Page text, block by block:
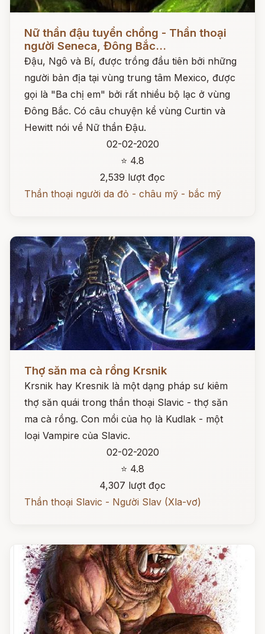
Nữ thần đậu tuyển chồng - Thần thoại
người Seneca, Đông Bắc...
Đậu, Ngô và Bí, được trồng đầu tiên bởi những
người bản địa tại vùng trung tâm Mexico, được
gọi là "Ba chị em" bởi rất nhiều bộ lạc ở vùng
Đông Bắc. Có câu chuyện kể vùng Curtin và
Hewitt nói về Nữ thần Đậu.
02-02-2020
⭐ 4.8
2,539 lượt đọc
Thần thoại người da đỏ - châu mỹ - bắc mỹ
Thợ săn ma cà rồng Krsnik
Krsnik hay Kresnik là một dạng pháp sư kiêm
thợ săn quái trong thần thoại Slavic - thợ săn
ma cà rồng. Con mồi của họ là Kudlak - một
loại Vampire của Slavic.
02-02-2020
⭐ 4.8
4,307 lượt đọc
Thần thoại Slavic - Người Slav (Xla-vơ)